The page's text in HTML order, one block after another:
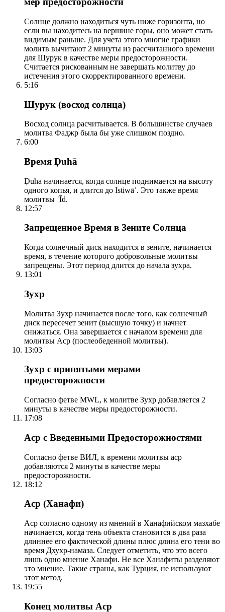
Солнце должно находиться чуть ниже горизонта, но
если вы находитесь на вершине горы, оно может стать
видимым раньше. Для учета этого многие графики
молитв вычитают 2 минуты из рассчитанного времени
для Шурук в качестве меры предосторожности.
Считается рискованным не завершать молитву до
истечения этого скорректированного времени.
5:16
Шурук (восход солнца)
Восход солнца расчитывается. В большинстве случаев
молитва Фаджр была бы уже слишком поздно.
6:00
Время Ḍuhā
Ḍuhā начинается, когда солнце поднимается на высоту
одного копья, и длится до Istiwāʾ. Это также время
молитвы ʿĪd.
12:57
Запрещенное Время в Зените Солнца
Когда солнечный диск находится в зените, начинается
время, в течение которого добровольные молитвы
запрещены. Этот период длится до начала зухра.
13:01
Зухр
Молитва Зухр начинается после того, как солнечный
диск пересечет зенит (высшую точку) и начнет
снижаться. Она завершается с началом времени для
молитвы Аср (послеобеденной молитвы).
13:03
Зухр с принятыми мерами
предосторожности
Согласно фетве MWL, к молитве Зухр добавляется 2
минуты в качестве меры предосторожности.
17:08
Аср с Введенными Предосторожностями
Согласно фетве ВИЛ, к времени молитвы аср
добавляются 2 минуты в качестве меры
предосторожности.
18:12
Аср (Ханафи)
Аср согласно одному из мнений в Ханафийском мазхабе
начинается, когда тень объекта становится в два раза
длиннее его фактической длины плюс длина его тени во
время Дхухр-намаза. Следует отметить, что это всего
лишь одно мнение Ханафи. Не все Ханафиты разделяют
это мнение. Такие страны, как Турция, не используют
этот метод.
19:55
Конец молитвы Аср